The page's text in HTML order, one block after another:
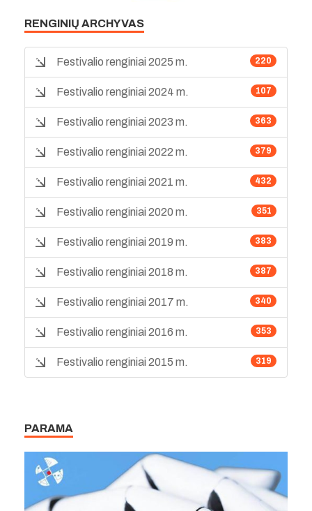
RENGINIŲ ARCHYVAS
220
Festivalio renginiai 2025 m.
107
Festivalio renginiai 2024 m.
363
Festivalio renginiai 2023 m.
379
Festivalio renginiai 2022 m.
432
Festivalio renginiai 2021 m.
351
Festivalio renginiai 2020 m.
383
Festivalio renginiai 2019 m.
387
Festivalio renginiai 2018 m.
340
Festivalio renginiai 2017 m.
353
Festivalio renginiai 2016 m.
319
Festivalio renginiai 2015 m.
PARAMA